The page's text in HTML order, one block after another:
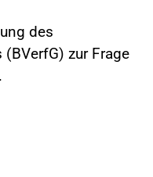
des
zur Frage